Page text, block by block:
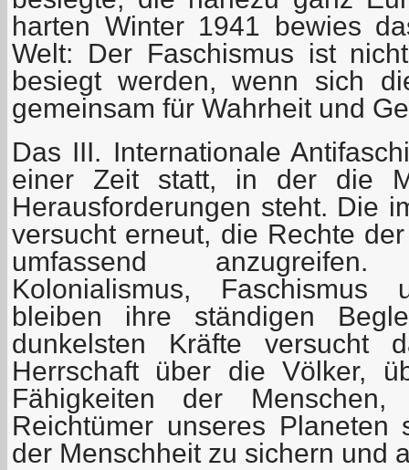
harten Winter 1941 bewies
Welt: Der Faschismus ist
besiegt werden, wenn sich
gemeinsam für Wahrheit und
Das III. Internationale
einer Zeit statt, in der die
Herausforderungen steht. Die
versucht erneut, die Rechte
umfassend
Kolonialismus, Faschismus
bleiben ihre ständigen
dunkelsten Kräfte versucht
Herrschaft über die Völker,
Fähigkeiten der
Reichtümer unseres
der Menschheit zu sichern und